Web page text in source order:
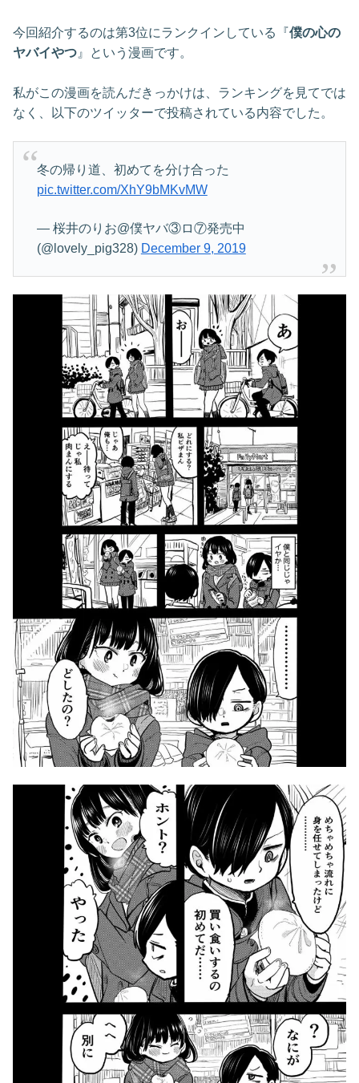
今回紹介するのは第3位にランクインしている『僕の心の
ヤバイやつ 』という漫画です。
私がこの漫画を読んだきっかけは、ランキングを見てでは
なく、以下のツイッターで投稿されている内容でした。
冬の帰り道、初めてを分け合った
pic.twitter.com/XhY9bMKvMW
— 桜井のりお@僕ヤバ③ロ⑦発売中
(@lovely_pig328) December 9, 2019